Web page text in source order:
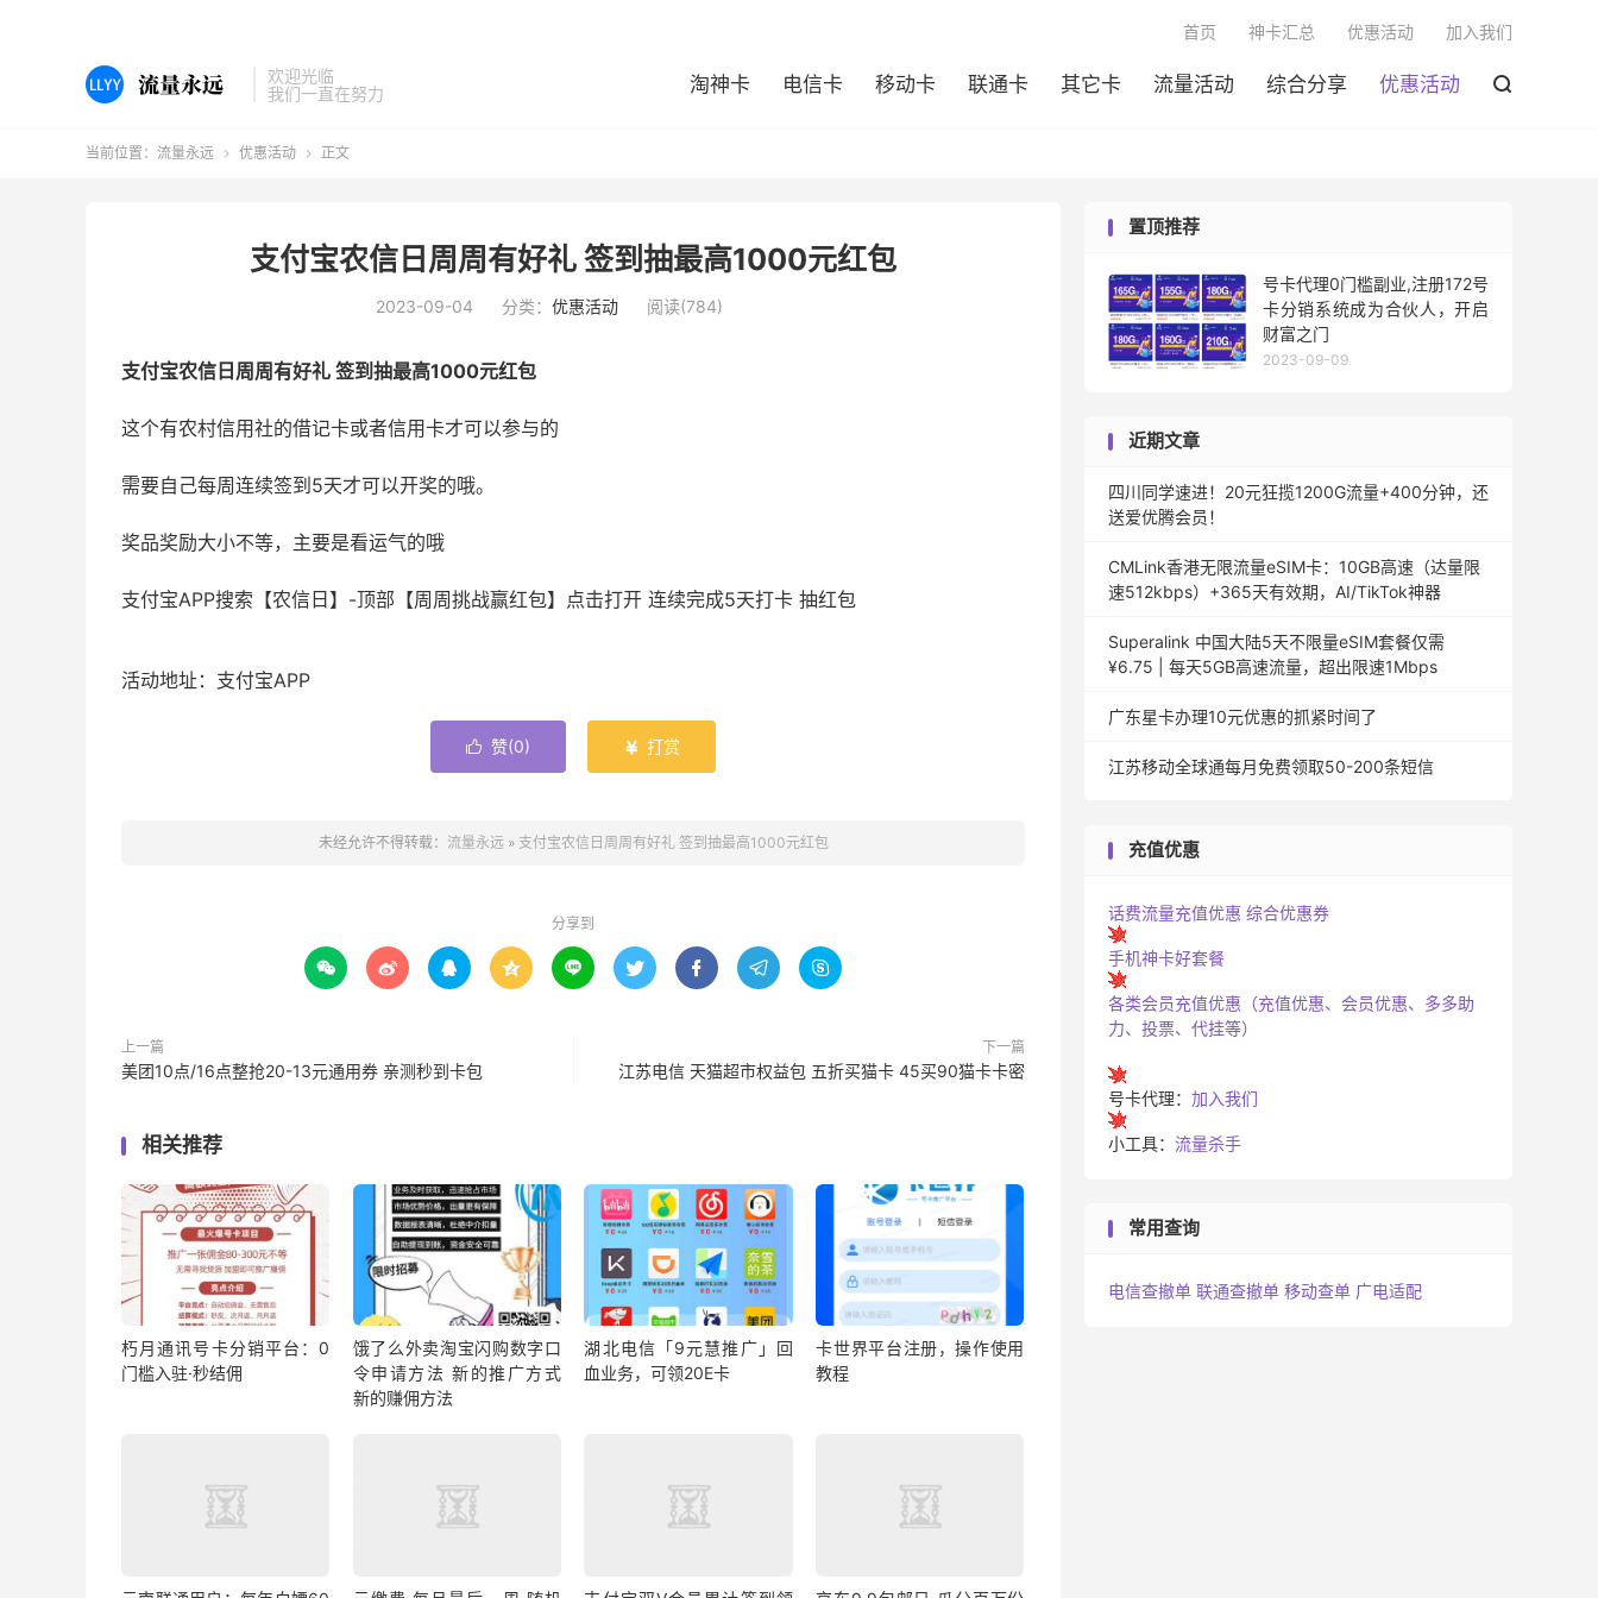
欢迎光临
我们一直在努力
淘神卡 电信卡 移动卡 联通卡 其它卡 流量活动 综合分享 优惠活动 
首页 神卡汇总 优惠活动 加入我们
当前位置： 流量永远  优惠活动  正文
支付宝农信日周周有好礼 签到抽最高1000元红包
2023-09-04 分类： 优惠活动 阅读(784)
支付宝农信日周周有好礼 签到抽最高1000元红包
这个有农村信用社的借记卡或者信用卡才可以参与的
需要自己每周连续签到5天才可以开奖的哦。
奖品奖励大小不等，主要是看运气的哦
支付宝APP搜索【农信日】-顶部【周周挑战赢红包】点击打开 连续完成5天打卡 抽红包
活动地址：支付宝APP
 赞(0)  打赏
未经允许不得转载： 流量永远 » 支付宝农信日周周有好礼 签到抽最高1000元红包
分享到
        
上一篇
美团10点/16点整抢20-13元通用券 亲测秒到卡包
下一篇
江苏电信 天猫超市权益包 五折买猫卡 45买90猫卡卡密
相关推荐
朽月通讯号卡分销平台：0
门槛入驻·秒结佣
饿了么外卖淘宝闪购数字口
令申请方法 新的推广方式
新的赚佣方法
湖北电信「9元慧推广」回
血业务，可领20E卡
卡世界平台注册，操作使用
教程
置顶推荐
号卡代理0门槛副业,注册172号
卡分销系统成为合伙人，开启
财富之门
2023-09-09
近期文章
四川同学速进！20元狂揽1200G流量+400分钟，还
送爱优腾会员！
CMLink香港无限流量eSIM卡：10GB高速（达量限
速512kbps）+365天有效期，AI/TikTok神器
Superalink 中国大陆5天不限量eSIM套餐仅需
¥6.75 | 每天5GB高速流量，超出限速1Mbps
广东星卡办理10元优惠的抓紧时间了
江苏移动全球通每月免费领取50-200条短信
充值优惠
话费流量充值优惠 综合优惠券
手机神卡好套餐
各类会员充值优惠（充值优惠、会员优惠、多多助
力、投票、代挂等）
号卡代理： 加入我们
小工具： 流量杀手
常用查询
电信查撤单 联通查撤单 移动查单 广电适配